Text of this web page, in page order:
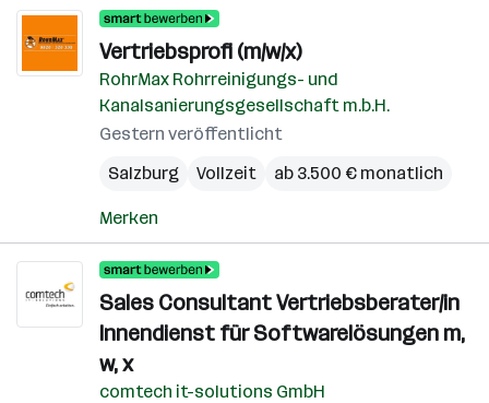
Vertriebsprofi (m/w/x)
RohrMax Rohrreinigungs- und
Kanalsanierungsgesellschaft m.b.H.
Gestern veröffentlicht
Salzburg
Vollzeit ab 3.500 € monatlich
Merken
Sales Consultant Vertriebsberater/in
Innendienst für Softwarelösungen m,
w, x
comtech it-solutions GmbH